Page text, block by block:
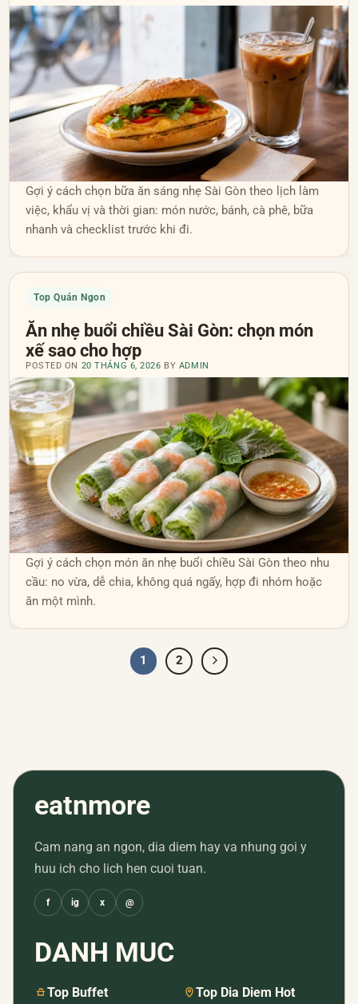
Gợi ý cách chọn bữa ăn sáng nhẹ Sài Gòn theo lịch làm
việc, khẩu vị và thời gian: món nước, bánh, cà phê, bữa
nhanh và checklist trước khi đi.
Top Quán Ngon
Ăn nhẹ buổi chiều Sài Gòn: chọn món
xế sao cho hợp
POSTED ON 20 THÁNG 6, 2026 BY ADMIN
Gợi ý cách chọn món ăn nhẹ buổi chiều Sài Gòn theo nhu
cầu: no vừa, dễ chia, không quá ngấy, hợp đi nhóm hoặc
ăn một mình.
1 2
eatnmore
Cam nang an ngon, dia diem hay va nhung goi y
huu ich cho lich hen cuoi tuan.
f ig x @
DANH MUC
Top Buffet Top Dia Diem Hot